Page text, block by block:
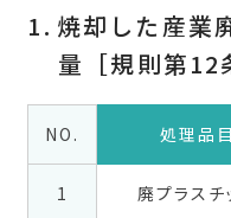
焼却した産業
量［規則第12
NO. 処理品目
1 廃プラスチ